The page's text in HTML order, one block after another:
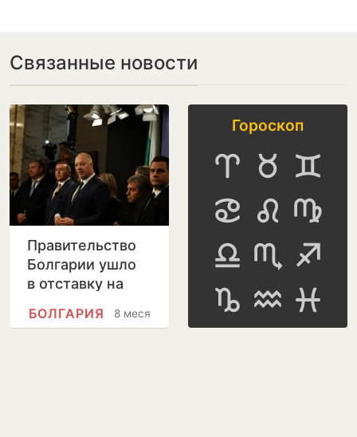
Связанные новости
Правительство
Болгарии ушло
в отставку на
протестов
8 месяцев
БОЛГАРИЯ
Гороскоп